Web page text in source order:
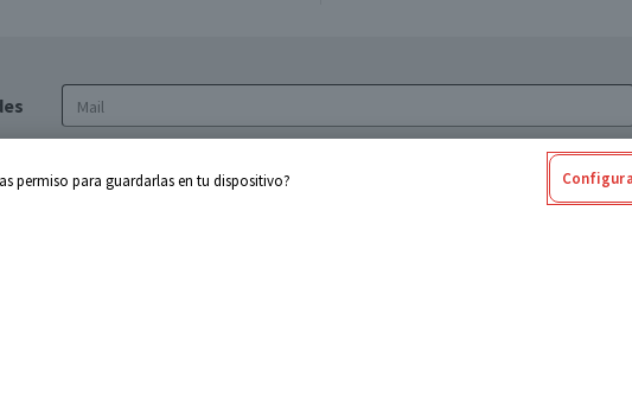
de privacidad y de tratamiento de datos
permiso para guardarlas en tu dispositivo?